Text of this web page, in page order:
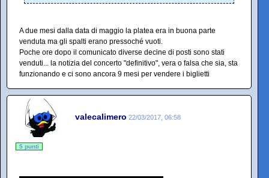
A due mesi dalla data di maggio la platea era in buona parte
venduta ma gli spalti erano pressoché vuoti.
Poche ore dopo il comunicato diverse decine di posti sono stati
venduti... la notizia del concerto "definitivo", vera o falsa che sia, sta
funzionando e ci sono ancora 9 mesi per vendere i biglietti
valecalimero 22/03/2017, 06:58
5 punti